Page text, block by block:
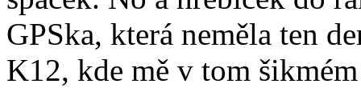
GPSka, která neměla ten
K12, kde mě v tom